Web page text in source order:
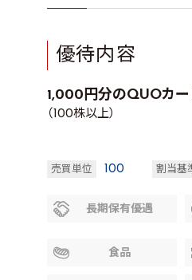
優待内容
1,000円分のQUOカー
（100株以上）
売買単位 100 割当基
長期保有優遇
食品